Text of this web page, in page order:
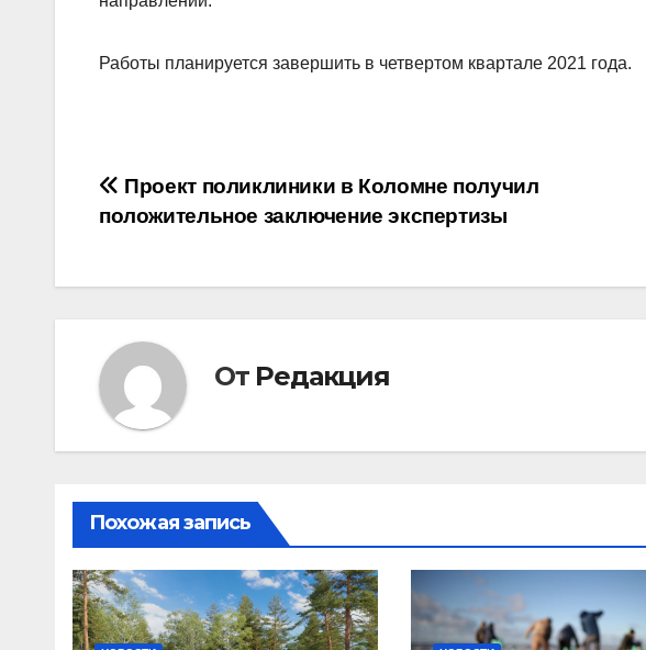
Работы планируется завершить в четвертом квартале 2021 года.
Навигация
записям
Проект поликлиники в Коломне получил
положительное заключение экспертизы
От Редакция
Похожая запись